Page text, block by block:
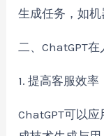
生成任务，如
二、ChatGPT
1. 提高客服效率
ChatGPT可以